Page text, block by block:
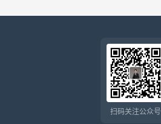
扫码关注公众号